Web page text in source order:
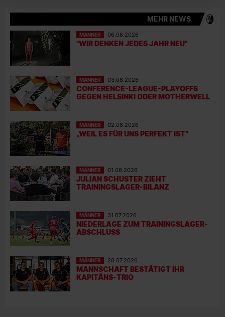
MEHR NEWS
MÄNNER 06.08.2026
"WIR DENKEN JEDES JAHR NEU"
MÄNNER 03.08.2026
CONFERENCE-LEAGUE-PLAYOFFS
GEGEN HELSINKI ODER MOTHERWELL
MÄNNER 02.08.2026
„WEIL ES FÜR UNS PERFEKT IST“
MÄNNER 01.08.2026
JULIAN SCHUSTER ZIEHT
TRAININGSLAGER-BILANZ
MÄNNER 31.07.2026
NIEDERLAGE ZUM TRAININGSLAGER-
ABSCHLUSS
MÄNNER 28.07.2026
MANNSCHAFT BESTÄTIGT IHR
KAPITÄNS-TRIO